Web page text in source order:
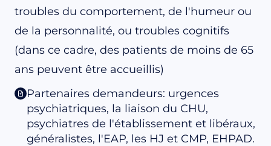
troubles du comportement, de l'humeur ou
de la personnalité, ou troubles cognitifs
(dans ce cadre, des patients de moins de 65
ans peuvent être accueillis)
Partenaires demandeurs: urgences
psychiatriques, la liaison du CHU,
psychiatres de l'établissement et libéraux,
généralistes, l'EAP, les HJ et CMP, EHPAD.